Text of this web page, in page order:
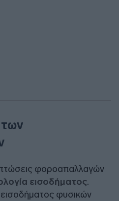
των
φοροαπαλλαγών
εισοδήματος.
φυσικών